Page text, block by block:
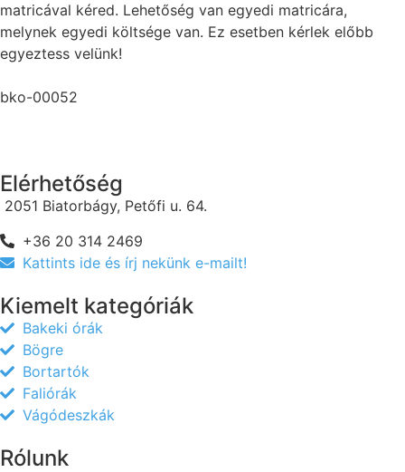
matricával kéred. Lehetőség van egyedi matricára,
melynek egyedi költsége van. Ez esetben kérlek előbb
egyeztess velünk!
bko-00052
Elérhetőség
2051 Biatorbágy, Petőfi u. 64.
+36 20 314 2469
Kattints ide és írj nekünk e-mailt!
Kiemelt kategóriák
Bakeki órák
Bögre
Bortartók
Faliórák
Vágódeszkák
Rólunk